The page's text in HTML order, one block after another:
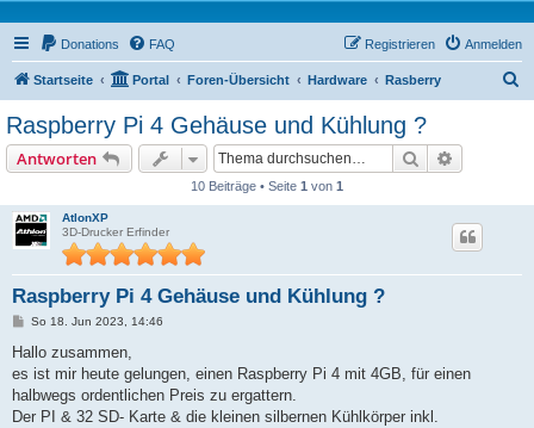
Donations FAQ Anmelden
Registrieren
Startseite Portal Foren-Übersicht Hardware Rasberry
Raspberry Pi 4 Gehäuse und Kühlung ?
Antworten Suche
10 Beiträge • Seite 1 von 1
AtlonXP
3D-Drucker Erfinder
Raspberry Pi 4 Gehäuse und Kühlung ?
B
i
r
a
So 18. Jun 2023, 14:46
Hallo zusammen,
es ist mir heute gelungen, einen Raspberry Pi 4 mit 4GB, für einen
halbwegs ordentlichen Preis zu ergattern.
Der PI & 32 SD- Karte & die kleinen silbernen Kühlkörper inkl.